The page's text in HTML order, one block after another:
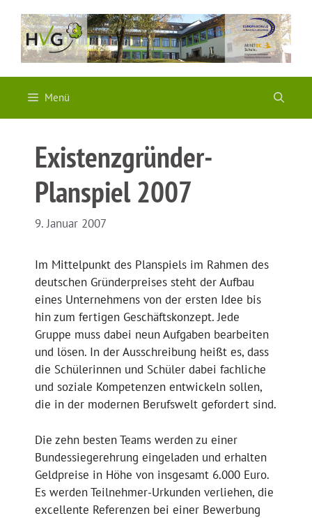
Inhalt
springen
Menü
Existenzgründer-
Planspiel 2007
9. Januar 2007
Im Mittelpunkt des Planspiels im Rahmen des
deutschen Gründerpreises steht der Aufbau
eines Unternehmens von der ersten Idee bis
hin zum fertigen Geschäftskonzept. Jede
Gruppe muss dabei neun Aufgaben bearbeiten
und lösen. In der Ausschreibung heißt es, dass
die Schülerinnen und Schüler dabei fachliche
und soziale Kompetenzen entwickeln sollen,
die in der modernen Berufswelt gefordert sind.
Die zehn besten Teams werden zu einer
Bundessiegerehrung eingeladen und erhalten
Geldpreise in Höhe von insgesamt 6.000 Euro.
Es werden Teilnehmer-Urkunden verliehen, die
excellente Referenzen bei einer Bewerbung